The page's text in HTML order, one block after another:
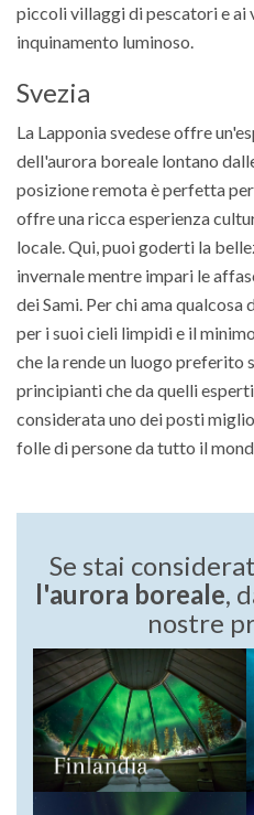
piccoli villaggi di pescatori e ai
inquinamento luminoso.
Svezia
La Lapponia svedese offre
dell'aurora boreale lontano
posizione remota è perfetta
offre una ricca esperienza
locale. Qui, puoi goderti la
invernale mentre impari le
dei Sami. Per chi ama
per i suoi cieli limpidi e il
che la rende un luogo preferito
principianti che da quelli
considerata uno dei posti
folle di persone da tutto il
Se stai
l'aurora boreale,
nostre